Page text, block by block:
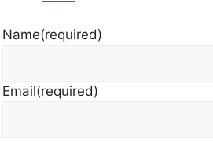
Name(required)
Email(required)